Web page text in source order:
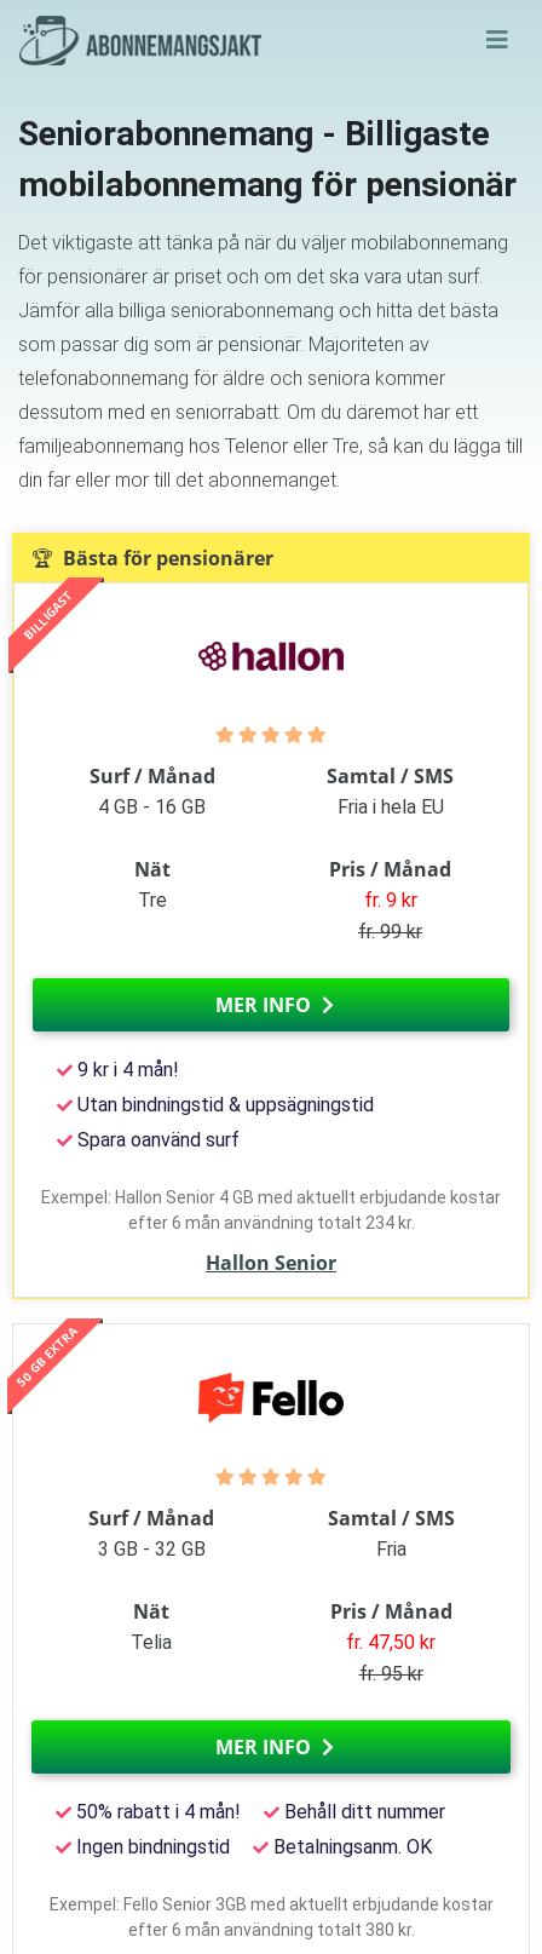
Seniorabonnemang - Billigaste
mobilabonnemang för pensionär
Det viktigaste att tänka på när du väljer mobilabonnemang
för pensionärer är priset och om det ska vara utan surf.
Jämför alla billiga seniorabonnemang och hitta det bästa
som passar dig som är pensionär. Majoriteten av
telefonabonnemang för äldre och seniora kommer
dessutom med en seniorrabatt. Om du däremot har ett
familjeabonnemang hos Telenor eller Tre, så kan du lägga till
din far eller mor till det abonnemanget.
🏆 Bästa för pensionärer
BILLIGAST
Surf / Månad
4 GB - 16 GB
Samtal / SMS
Fria i hela EU
Nät
Tre
Pris / Månad
fr. 9 kr
fr. 99 kr
MER INFO
9 kr i 4 mån!
Utan bindningstid & uppsägningstid
Spara oanvänd surf
Exempel: Hallon Senior 4 GB med aktuellt erbjudande kostar
efter 6 mån användning totalt 234 kr.
Hallon Senior
50 GB EXTRA
Surf / Månad
3 GB - 32 GB
Samtal / SMS
Fria
Nät
Telia
Pris / Månad
fr. 47,50 kr
fr. 95 kr
MER INFO
50% rabatt i 4 mån!
Behåll ditt nummer
Ingen bindningstid
Betalningsanm. OK
Exempel: Fello Senior 3GB med aktuellt erbjudande kostar
efter 6 mån användning totalt 380 kr.